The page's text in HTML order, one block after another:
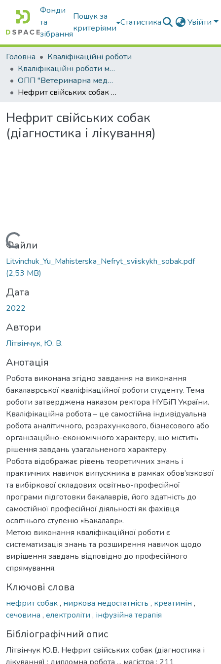
Фонди
та
зібрання
Пошук за
критеріями
Статистика Увійти
Головна
Кваліфікаційні роботи
Кваліфікаційні роботи магістрів
ОПП "Ветеринарна медицина"
Нефрит свійських собак (діагностика і лікування)
Нефрит свійських собак
(діагностика і лікування)
Вантажиться...
Файли
Litvinchuk_Yu_Мahisterska_Nefryt_sviiskykh_sobak.pdf
(2,53 MB)
Дата
2022
Автори
Літвінчук, Ю. В.
Анотація
Робота виконана згідно завдання на виконання
бакалаврської кваліфікаційної роботи студенту. Тема
роботи затверджена наказом ректора НУБіП України.
Кваліфікаційна робота – це самостійна індивідуальна
робота аналітичного, розрахункового, бізнесового або
організаційно-економічного характеру, що містить
рішення завдань узагальненого характеру.
Робота відображає рівень теоретичних знань і
практичних навичок випускника в рамках обов’язкової
та вибіркової складових освітньо-професійної
програми підготовки бакалаврів, його здатність до
самостійної професійної діяльності як фахівця
освітнього ступеню «Бакалавр».
Метою виконання кваліфікаційної роботи є
систематизація знань та розширення навичок щодо
вирішення завдань відповідно до професійного
спрямування.
Ключові слова
нефрит собак, ниркова недостатність , креатинін ,
сечовина , електроліти , інфузійна терапія
Бібліографічний опис
Літвінчук Ю.В. Нефрит свійських собак (діагностика і